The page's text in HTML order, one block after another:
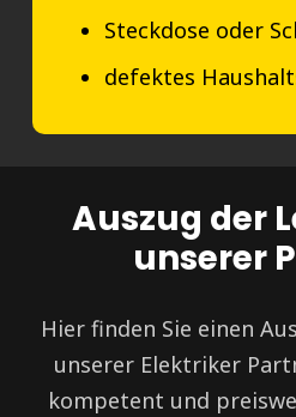
Steckdose oder
defektes
Auszug der
unserer
Hier finden Sie einen
unserer Elektriker
kompetent und